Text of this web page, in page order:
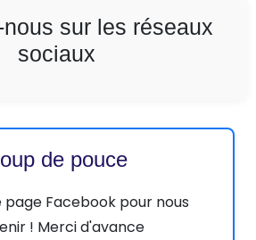
nous sur les réseaux
sociaux
de pouce
Facebook pour nous
! Merci d'avance